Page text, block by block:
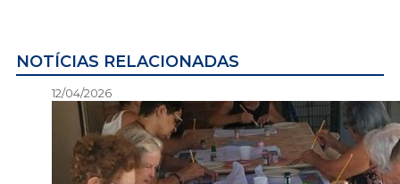
NOTÍCIAS RELACIONADAS
12/04/2026